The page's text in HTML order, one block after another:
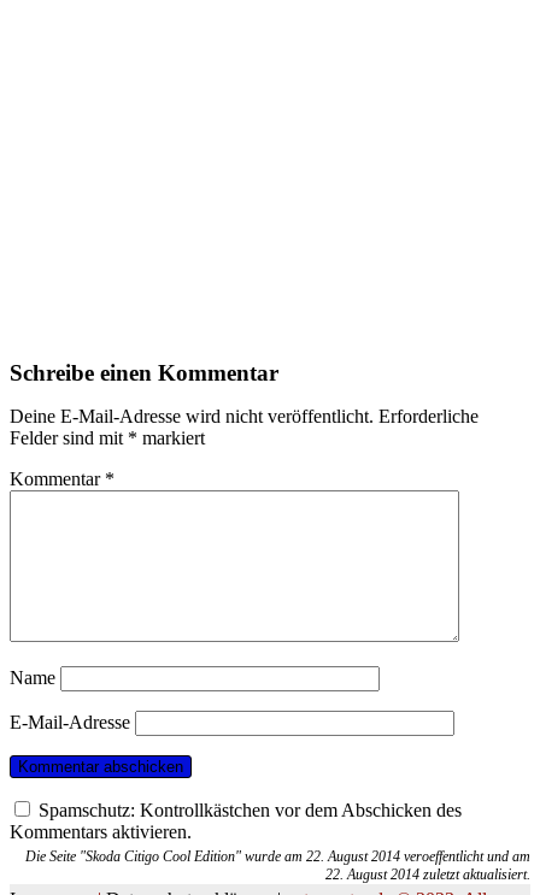
Schreibe einen Kommentar
Deine E-Mail-Adresse wird nicht veröffentlicht. Erforderliche
Felder sind mit * markiert
Kommentar *
Name
E-Mail-Adresse
Spamschutz: Kontrollkästchen vor dem Abschicken des
Kommentars aktivieren.
Die Seite "Skoda Citigo Cool Edition" wurde am 22. August 2014 veroeffentlicht und am
22. August 2014 zuletzt aktualisiert.